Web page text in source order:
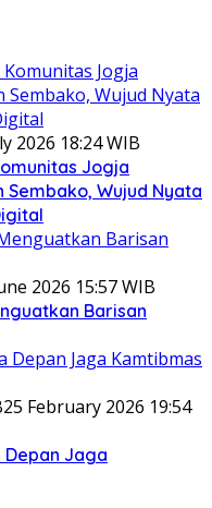
2026 18:24 WIB
Jogja
Sembako, Wujud Nyata
2026 15:57 WIB
Barisan
25 February 2026 19:54
Depan Jaga